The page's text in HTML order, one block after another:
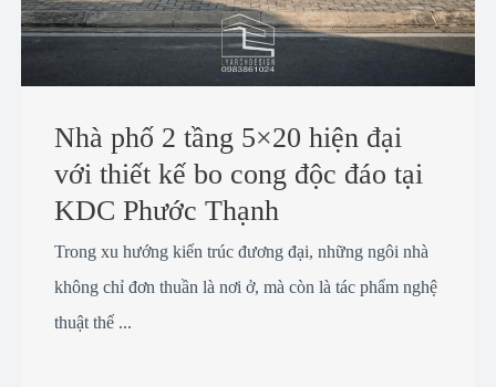
Nhà phố 2 tầng 5×20 hiện đại
với thiết kế bo cong độc đáo tại
KDC Phước Thạnh
Trong xu hướng kiến trúc đương đại, những ngôi nhà
không chỉ đơn thuần là nơi ở, mà còn là tác phẩm nghệ
thuật thể ...